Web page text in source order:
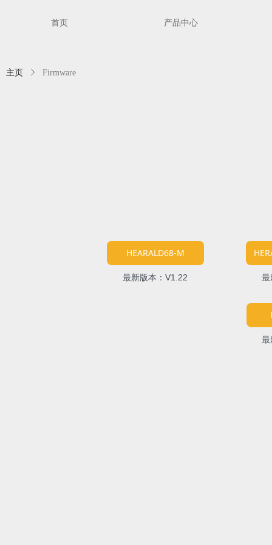
首页 产品中心
主页 ꁕ Firmware
HEARALD68-M
最新版本：V1.22 最
最